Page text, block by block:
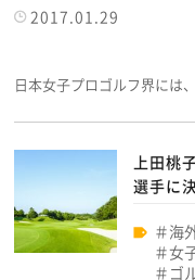
2017.01.29
日本女子プロゴルフ界には
上田桃
選手に
海
女
ゴ